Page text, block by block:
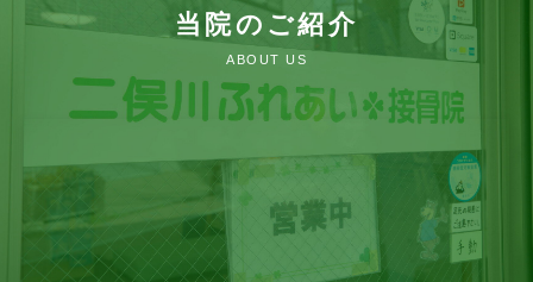
当院のご紹介
ABOUT US